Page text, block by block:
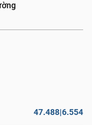
47.488|6.554